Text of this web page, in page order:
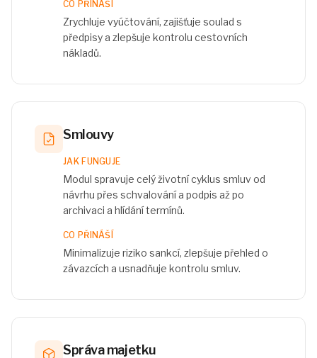
CO PŘINÁŠÍ
Zrychluje vyúčtování, zajišťuje soulad s
předpisy a zlepšuje kontrolu cestovních
nákladů.
Smlouvy
JAK FUNGUJE
Modul spravuje celý životní cyklus smluv od
návrhu přes schvalování a podpis až po
archivaci a hlídání termínů.
CO PŘINÁŠÍ
Minimalizuje riziko sankcí, zlepšuje přehled o
závazcích a usnadňuje kontrolu smluv.
Správa majetku